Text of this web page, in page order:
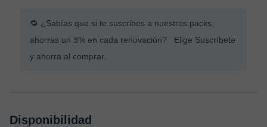
🔁 ¿Sabías que si te suscribes a nuestros packs,
ahorras un 3% en cada renovación? Elige Suscríbete
y ahorra al comprar.
Disponibilidad